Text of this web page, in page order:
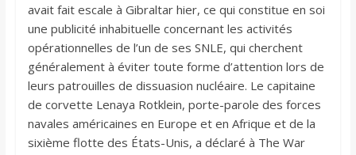
avait fait escale à Gibraltar hier, ce qui constitue en soi
une publicité inhabituelle concernant les activités
opérationnelles de l’un de ses SNLE, qui cherchent
généralement à éviter toute forme d’attention lors de
leurs patrouilles de dissuasion nucléaire. Le capitaine
de corvette Lenaya Rotklein, porte-parole des forces
navales américaines en Europe et en Afrique et de la
sixième flotte des États-Unis, a déclaré à The War